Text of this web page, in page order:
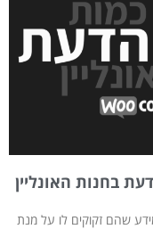
בחנות האונליין
שהם זקוקים לו על מנת